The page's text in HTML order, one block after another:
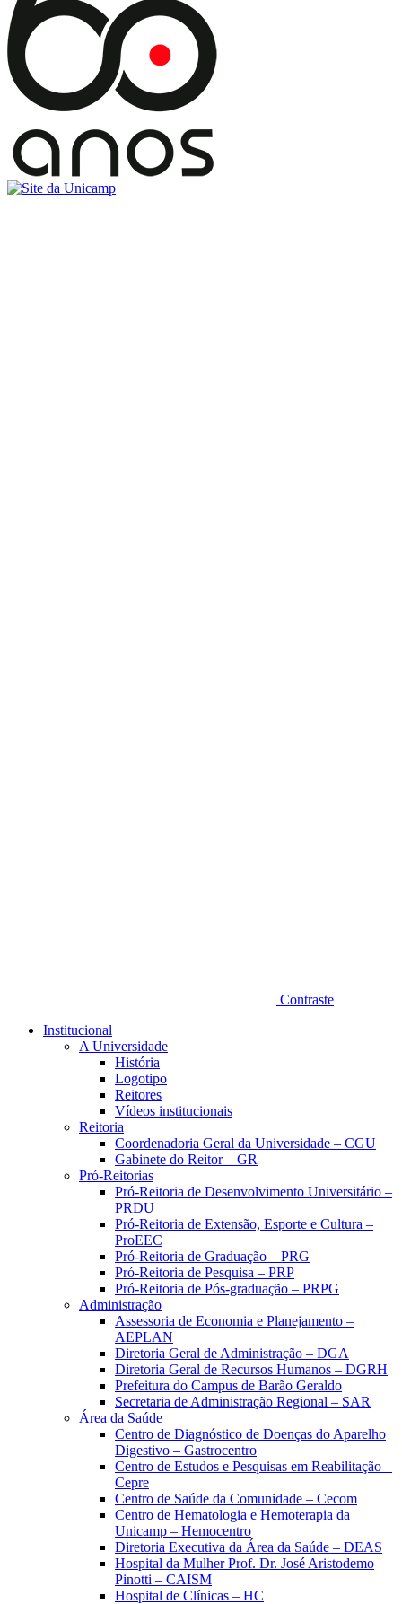
Contraste
Institucional
A Universidade
História
Logotipo
Reitores
Vídeos institucionais
Reitoria
Coordenadoria Geral da Universidade – CGU
Gabinete do Reitor – GR
Pró-Reitorias
Pró-Reitoria de Desenvolvimento Universitário –
PRDU
Pró-Reitoria de Extensão, Esporte e Cultura –
ProEEC
Pró-Reitoria de Graduação – PRG
Pró-Reitoria de Pesquisa – PRP
Pró-Reitoria de Pós-graduação – PRPG
Administração
Assessoria de Economia e Planejamento –
AEPLAN
Diretoria Geral de Administração – DGA
Diretoria Geral de Recursos Humanos – DGRH
Prefeitura do Campus de Barão Geraldo
Secretaria de Administração Regional – SAR
Área da Saúde
Centro de Diagnóstico de Doenças do Aparelho
Digestivo – Gastrocentro
Centro de Estudos e Pesquisas em Reabilitação –
Cepre
Centro de Saúde da Comunidade – Cecom
Centro de Hematologia e Hemoterapia da
Unicamp – Hemocentro
Diretoria Executiva da Área da Saúde – DEAS
Hospital da Mulher Prof. Dr. José Aristodemo
Pinotti – CAISM
Hospital de Clínicas – HC